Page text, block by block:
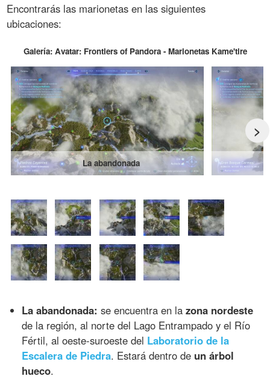
Encontrarás las marionetas en las siguientes
ubicaciones:
Galería: Avatar: Frontiers of Pandora - Marionetas Kame'tire
>
La abandonada
La abandonada: se encuentra en lazona nordeste
de la región, al norte del Lago Entrampado y el Río
Fértil, al oeste-suroeste del Laboratorio de la
Escalera de Piedra. Estará dentro de un árbol
hueco.